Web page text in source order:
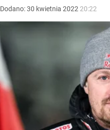
Dodano:30 kwietnia 2022 20:22